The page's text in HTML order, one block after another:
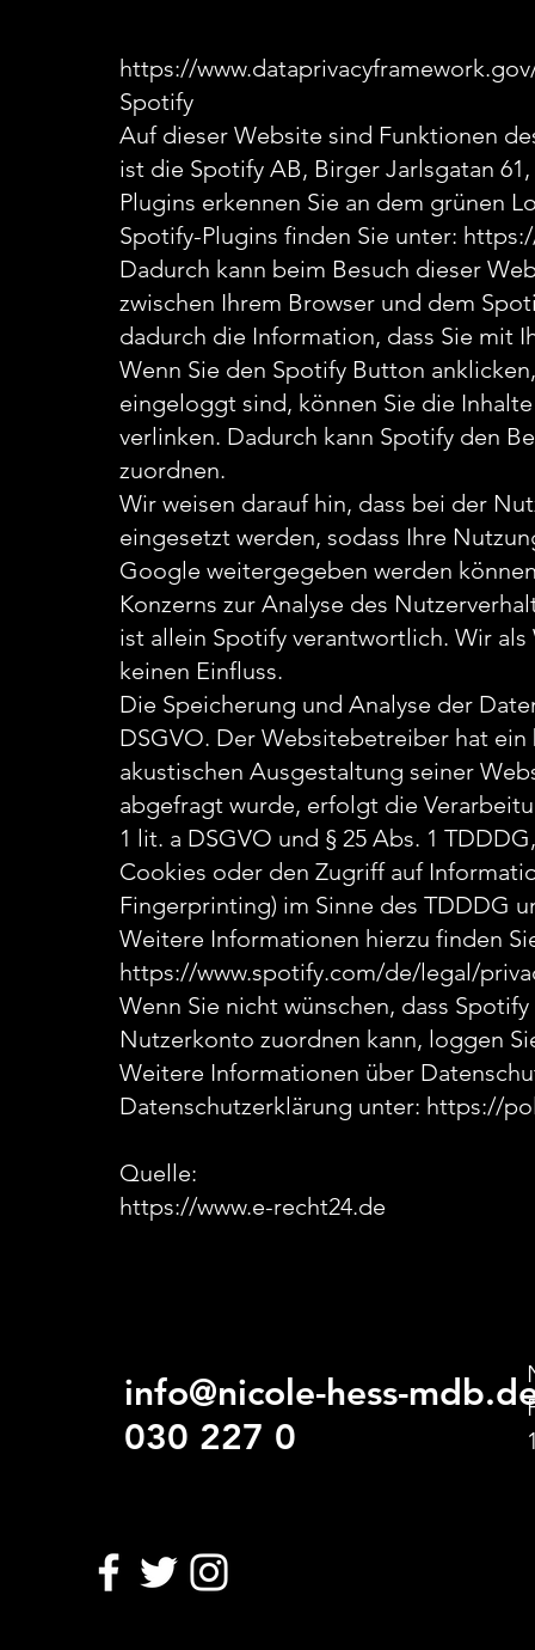
https://
Spotify
Auf dieser Website sind Funktionen
ist die Spotify AB, Birger Jarlsgatan
Plugins erkennen Sie an dem grünen
Spotify-Plugins finden Sie unter:
Dadurch kann beim Besuch dieser
zwischen Ihrem Browser und dem
dadurch die Information, dass Sie mit
Wenn Sie den Spotify Button
eingeloggt sind, können Sie die
verlinken. Dadurch kann Spotify den
zuordnen.
Wir weisen darauf hin, dass bei der
eingesetzt werden, sodass Ihre
Google weitergegeben werden
Konzerns zur Analyse des
ist allein Spotify verantwortlich. Wir
keinen Einfluss.
Die Speicherung und Analyse der
DSGVO. Der Websitebetreiber hat
akustischen Ausgestaltung seiner
abgefragt wurde, erfolgt die
1 lit. a DSGVO und § 25 Abs. 1
Cookies oder den Zugriff auf
Fingerprinting) im Sinne des TDDDG
Weitere Informationen hierzu finden
https://www.spotify.com/de/legal/
Wenn Sie nicht wünschen, dass
Nutzerkonto zuordnen kann, loggen
Weitere Informationen über
Datenschutzerklärung unter: https://
Quelle:
https://www.e-recht24.de
info@nicole-hess-
030 227 0